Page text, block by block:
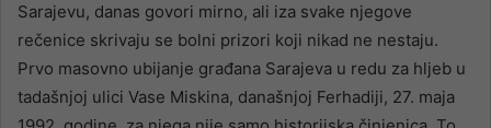
Sarajevu, danas govori mirno, ali iza svake njegove
rečenice skrivaju se bolni prizori koji nikad ne nestaju.
Prvo masovno ubijanje građana Sarajeva u redu za hljeb u
tadašnjoj ulici Vase Miskina, današnjoj Ferhadiji, 27. maja